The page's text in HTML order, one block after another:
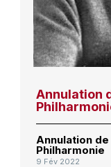
Annulation
Annulation
Philharmonie
9 Fév 2022